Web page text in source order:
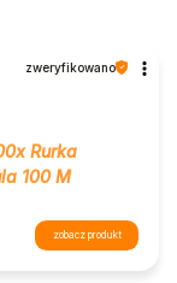
zweryfikowano
Rurka
100 M
zobacz produkt